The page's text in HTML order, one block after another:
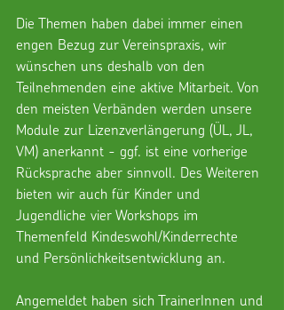
Die Themen haben dabei immer einen
engen Bezug zur Vereinspraxis, wir
wünschen uns deshalb von den
Teilnehmenden eine aktive Mitarbeit. Von
den meisten Verbänden werden unsere
Module zur Lizenzverlängerung (ÜL, JL,
VM) anerkannt - ggf. ist eine vorherige
Rücksprache aber sinnvoll. Des Weiteren
bieten wir auch für Kinder und
Jugendliche vier Workshops im
Themenfeld Kindeswohl/Kinderrechte
und Persönlichkeitsentwicklung an.
Angemeldet haben sich TrainerInnen und